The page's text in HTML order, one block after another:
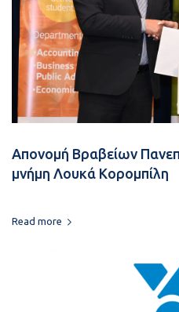
Απονομή Βραβείων
μνήμη Λουκά Κορομπίλη
Read more